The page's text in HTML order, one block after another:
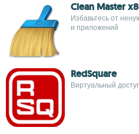
Clean Master
Избавьтесь от
и приложений
RedSquare
Виртуальный